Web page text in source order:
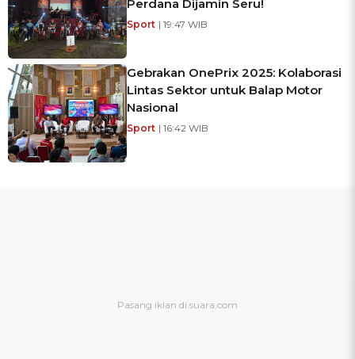
Perdana Dijamin Seru!
Sport | 19:47 WIB
Gebrakan OnePrix 2025: Kolaborasi
Lintas Sektor untuk Balap Motor
Nasional
Sport | 16:42 WIB